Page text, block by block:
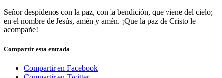
Señor despídenos con la paz, con la bendición, que viene del cielo;
en el nombre de Jesús, amén y amén. ¡Que la paz de Cristo le
acompañe!
Compartir esta entrada
Compartir en Facebook